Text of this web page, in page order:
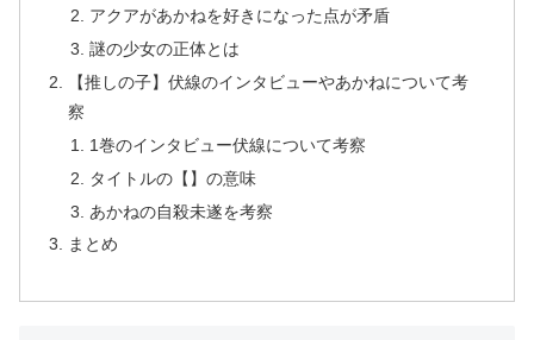
アクアがあかねを好きになった点が矛盾
謎の少女の正体とは
【推しの子】伏線のインタビューやあかねについて考
察
1巻のインタビュー伏線について考察
タイトルの【】の意味
あかねの自殺未遂を考察
まとめ